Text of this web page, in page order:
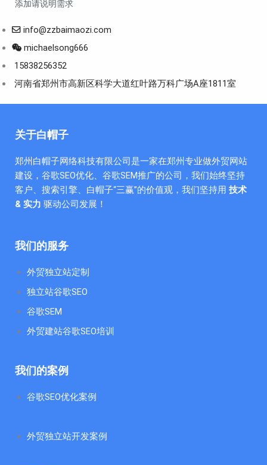
添加请说明需求
info@zzbaimaozi.com
michaelsong666
15838256352
河南省郑州市高新区科学大道红叶路万科广场A座1811室
关于白帽子
郑州白帽子网络科技有限公司是一家在郑州专业做外贸网站
建设，谷歌SEO优化、谷歌SEM推广的公司，我们始终坚持
客户、搜索引擎、白帽子“三赢”的价值观，我们坚持用 技术
& 实力 驱动公司发展！
我们的服务
外贸独立站定制
独立站谷歌SEO
谷歌SEM
外贸建站谷歌SEO培训
我们的案例
谷歌SEO优化案例
外贸独立站开发案例